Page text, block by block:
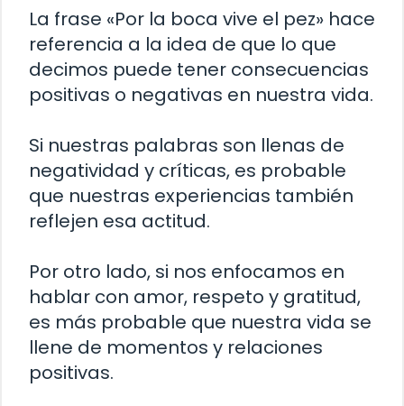
La frase «Por la boca vive el pez» hace
referencia a la idea de que lo que
decimos puede tener consecuencias
positivas o negativas en nuestra vida.
Si nuestras palabras son llenas de
negatividad y críticas, es probable
que nuestras experiencias también
reflejen esa actitud.
Por otro lado, si nos enfocamos en
hablar con amor, respeto y gratitud,
es más probable que nuestra vida se
llene de momentos y relaciones
positivas.